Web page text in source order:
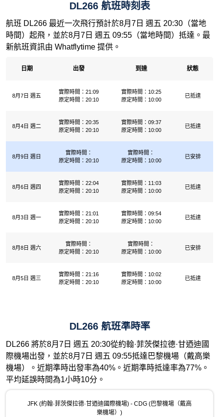
DL266 航班時刻表
航班 DL266 最近一次飛行預計於8月7日 週五 20:30（當地
時間）起飛，並於8月7日 週五 09:55（當地時間）抵達。最
新航班資訊由 Whatflytime 提供。
日期 出發 到達 狀態
8月7日 週五
實際時間：21:09
原定時間：20:10
實際時間：10:25
原定時間：10:00
已抵達
8月4日 週二
實際時間：20:35
原定時間：20:10
實際時間：09:37
原定時間：10:00
已抵達
8月9日 週日
實際時間：
原定時間：20:10
實際時間：
原定時間：10:00
已安排
8月6日 週四
實際時間：22:04
原定時間：20:10
實際時間：11:03
原定時間：10:00
已抵達
8月3日 週一
實際時間：21:01
原定時間：20:10
實際時間：09:54
原定時間：10:00
已抵達
8月8日 週六
實際時間：
原定時間：20:10
實際時間：
原定時間：10:00
已安排
8月5日 週三
實際時間：21:16
原定時間：20:10
實際時間：10:02
原定時間：10:00
已抵達
DL266 航班準時率
DL266 將於8月7日 週五 20:30從約翰·菲茨傑拉德·甘迺迪國
際機場出發，並於8月7日 週五 09:55抵達巴黎機場（戴高樂
機場）。近期準時出發率為40%。近期準時抵達率為77%。
平均延誤時間為1小時10分。
JFK (約翰·菲茨傑拉德·甘迺迪國際機場) - CDG (巴黎機場（戴高
樂機場）)